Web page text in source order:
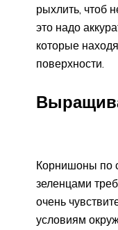
рыхлить, чтоб
это надо
которые
поверхности.
Корнишоны по
зеленцами
очень
условиям